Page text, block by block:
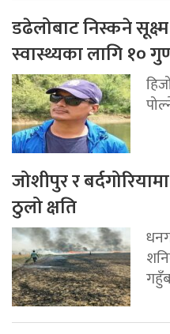
डढेलोबाट निस्कने
स्वास्थ्यका लागि १०
जोशीपुर र
ठुलो क्षति